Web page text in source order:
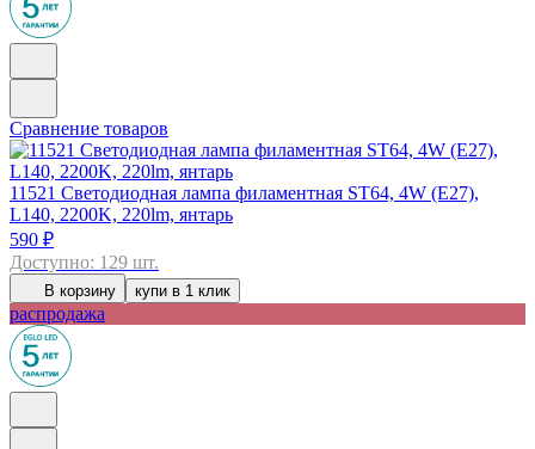
Сравнение товаров
11521 Светодиодная лампа филаментная ST64, 4W (E27),
L140, 2200K, 220lm, янтарь
590 ₽
Доступно: 129 шт.
В корзину купи в 1 клик
распродажа